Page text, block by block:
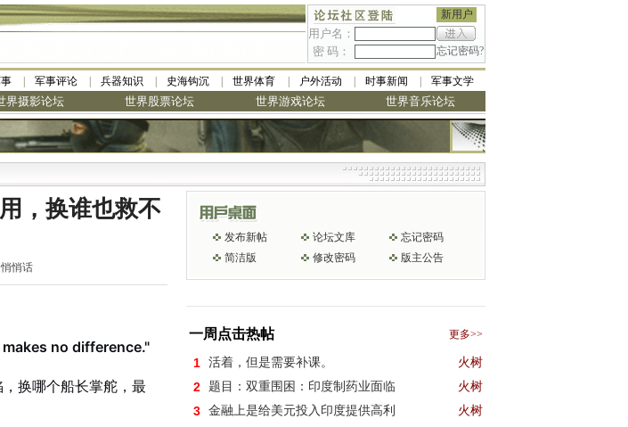
新用户
用户名：
密 码：
忘记密码?
军事评论 兵器知识 史海钩沉 世界体育 户外活动 时事新闻 军事文学
界摄影论坛 世界股票论坛 世界游戏论坛 世界音乐论坛
，换谁也救不
悄话
no difference."
换哪个船长掌舵，最
发布新帖 论坛文库
忘记密码
简洁版
修改密码 版主公告
一周点击热帖 更多>>
1 活着，但是需要补课。 火树
2 题目：双重围困：印度制药业面临 火树
3 金融上是给美元投入印度提供高利 火树